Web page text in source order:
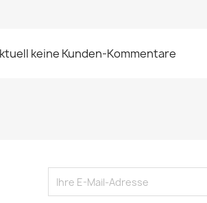
keine Kunden-Kommentare